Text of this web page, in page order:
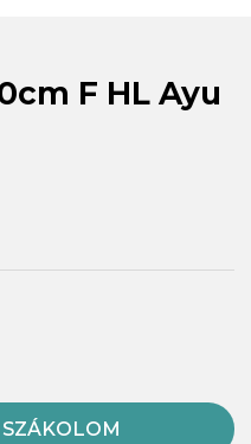
F HL Ayu
SZÁKOLOM